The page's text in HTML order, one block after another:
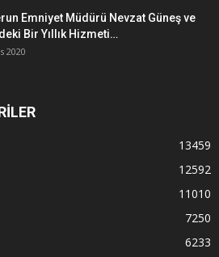
Emniyet Müdürü Nevzat Güneş ve
Bir Yıllık Hizmeti…
2020
13459
12592
11010
7250
6233